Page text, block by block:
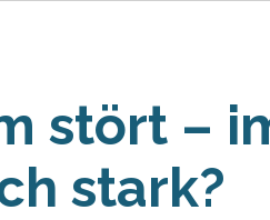
stört –
stark?